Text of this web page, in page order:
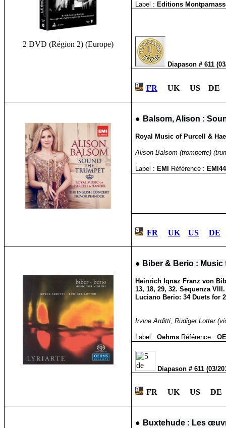
2 DVD (Région 2) (Europe)
Label : Editions
Diapason # 611
FR UK US
● Balsom, Alison :
Royal Music of Purcell &
Alison Balsom (trompette)
Label : EMI Référence :
FR UK US DE
● Biber & Berio :
Heinrich Ignaz Franz von
13, 18, 29, 32. Sequenza VIII.
Luciano Berio: 34 Duets for
Irvine Arditti, Rüdiger Lotter
Label : Oehms Référence :
Diapason # 611 (03/
FR UK US
● Buxtehude : Les